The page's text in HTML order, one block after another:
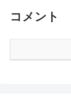
コメント